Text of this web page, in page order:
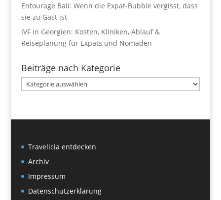
Entourage Bali: Wenn die Expat-Bubble vergisst, dass
sie zu Gast ist
IVF in Georgien: Kosten, Kliniken, Ablauf &
Reiseplanung für Expats und Nomaden
Beiträge nach Kategorie
Beiträge
nach
Travelicia entdecken
Archiv
Impressum
Datenschutzerklärung